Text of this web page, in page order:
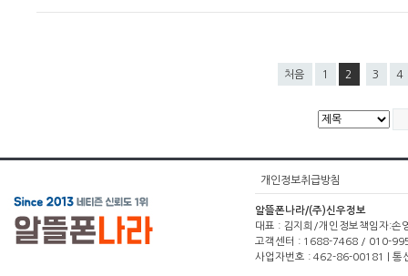
처음 1 2 3 4
개인정보취급방침
알뜰폰나라/(주)신우정보
대표 : 김지희/개인정보책임자:
고객센터 : 1688-7468 / 010-
사업자번호 : 462-86-00181 | 통